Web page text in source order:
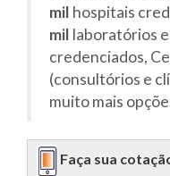
mil hospitais
mil laboratórios
credenciados,
(consultórios e
muito mais
Faça sua